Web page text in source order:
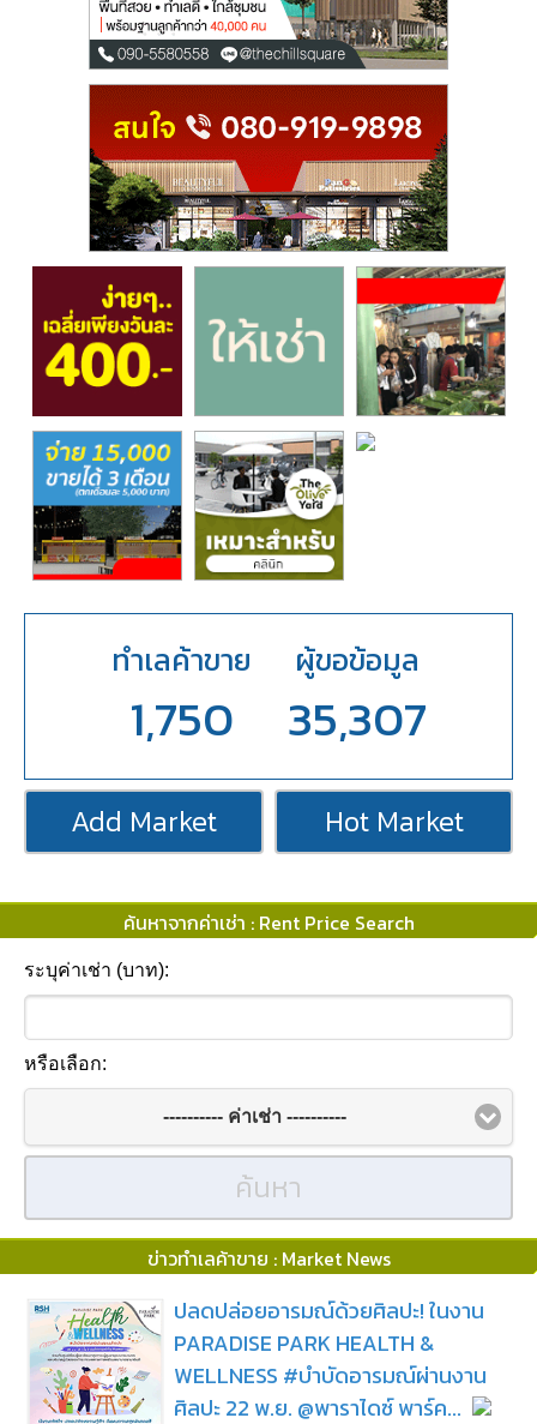
ทำเลค้าขาย
1,750
ผู้ขอข้อมูล
35,307
Add Market Hot Market
ค้นหาจากค่าเช่า : Rent Price Search
ระบุค่าเช่า (บาท):
หรือเลือก:
---------- ค่าเช่า ----------
ค้นหา
ข่าวทำเลค้าขาย : Market News
ปลดปล่อยอารมณ์ด้วยศิลปะ! ในงาน
PARADISE PARK HEALTH &
WELLNESS #บำบัดอารมณ์ผ่านงาน
ศิลปะ 22 พ.ย. @พาราไดซ์ พาร์ค...